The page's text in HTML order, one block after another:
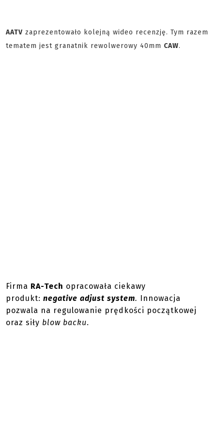
AATV zaprezentowało kolejną wideo recenzję. Tym razem
tematem jest granatnik rewolwerowy 40mm CAW.
Firma RA-Tech opracowała ciekawy
produkt: negative adjust system. Innowacja
pozwala na regulowanie prędkości początkowej
oraz siły blow backu.